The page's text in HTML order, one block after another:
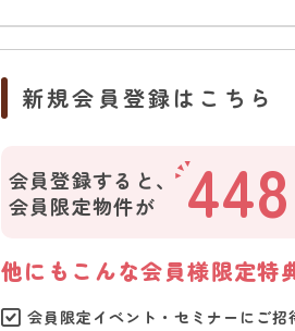
新規会員登録はこちら
会員登録すると、
会員限定物件が
448
他にもこんな会員様限定特
会員限定イベント・セミナーにご招